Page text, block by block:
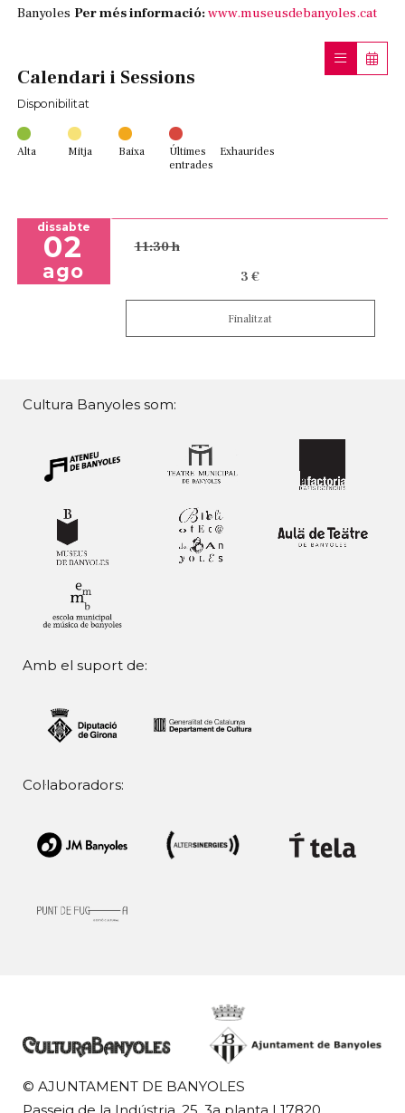
Banyoles Per més informació:www.museusdebanyoles.cat
Calendari i Sessions
Disponibilitat
Alta Mitja Baixa
Últimes
entrades
Exhaurides
dissabte
02
ago
11:30 h
3 €
Finalitzat
Cultura Banyoles som:
Amb el suport de:
Col·laboradors:
© AJUNTAMENT DE BANYOLES